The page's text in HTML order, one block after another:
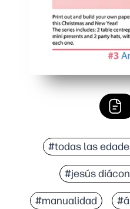
#todas las
#jesús
#manualidad